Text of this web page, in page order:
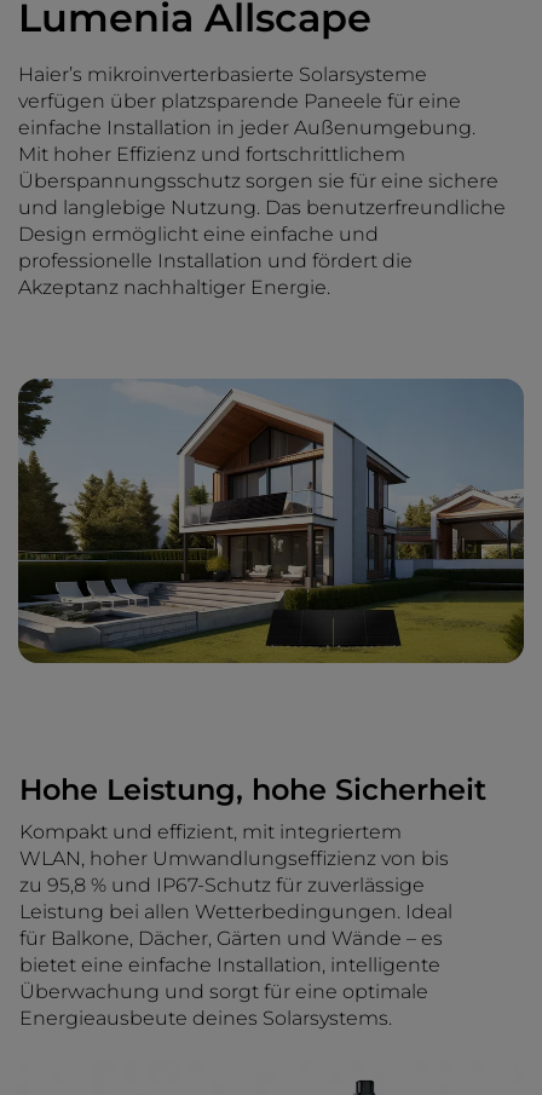
Lumenia Allscape
Haier’s mikroinverterbasierte Solarsysteme
verfügen über platzsparende Paneele für eine
einfache Installation in jeder Außenumgebung.
Mit hoher Effizienz und fortschrittlichem
Überspannungsschutz sorgen sie für eine sichere
und langlebige Nutzung. Das benutzerfreundliche
Design ermöglicht eine einfache und
professionelle Installation und fördert die
Akzeptanz nachhaltiger Energie.
Hohe Leistung, hohe Sicherheit
Kompakt und effizient, mit integriertem
WLAN, hoher Umwandlungseffizienz von bis
zu 95,8 % und IP67-Schutz für zuverlässige
Leistung bei allen Wetterbedingungen. Ideal
für Balkone, Dächer, Gärten und Wände – es
bietet eine einfache Installation, intelligente
Überwachung und sorgt für eine optimale
Energieausbeute deines Solarsystems.